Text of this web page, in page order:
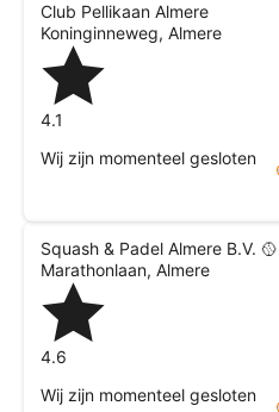
Club Pellikaan Almere
Koninginneweg, Almere
4.1
Wij zijn momenteel gesloten
Squash & Padel Almere B.V. 🥎
Marathonlaan, Almere
4.6
Wij zijn momenteel gesloten